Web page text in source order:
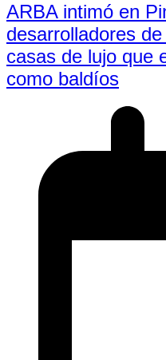
ARBA intimó en
desarrolladores
casas de lujo que
como baldíos